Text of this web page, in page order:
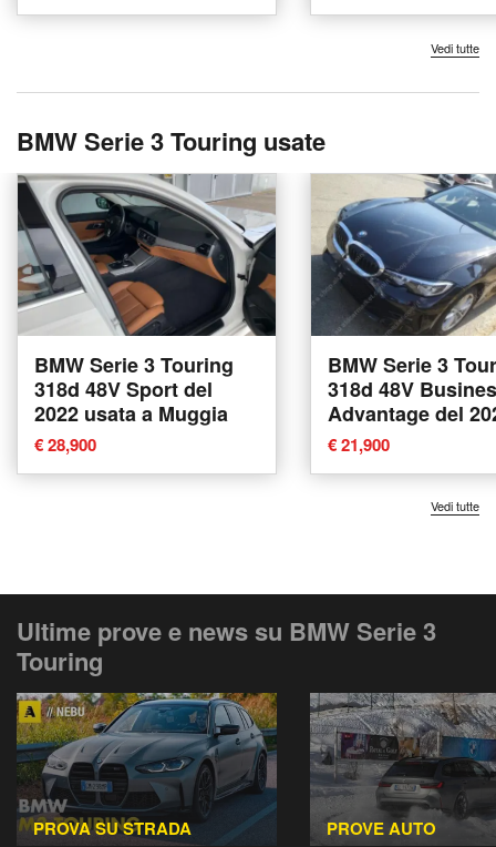
Vedi tutte
BMW Serie 3 Touring usate
BMW Serie 3 Touring
318d 48V Sport del
2022 usata a Muggia
€ 28,900
BMW Serie 3
318d 48V Business
Advantage del
usata a Tricase
€ 21,900
Vedi tutte
Ultime prove e news su BMW Serie 3
Touring
PROVA SU STRADA PROVE AUTO